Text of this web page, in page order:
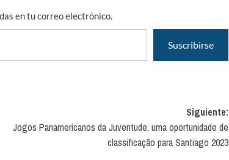
en tu correo electrónico.
Suscribirse
Siguiente:
Jogos Panamericanos da Juventude, uma oportunidade de
classificação para Santiago 2023